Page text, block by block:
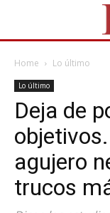
Home Lo último
Lo último
Deja de
agujero
trucos